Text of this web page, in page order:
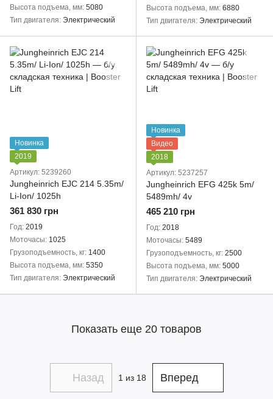
Высота подъема, мм 5080
Тип двигателя Электрический
Высота подъема, мм 6880
Тип двигателя Электрический
Новинка
2019
Артикул: 5239260
Jungheinrich EJC 214 5.35m/
Li-Ion/ 1025h
361 830 грн
Год 2019
Моточасы 1025
Грузоподъемность, кг 1400
Высота подъема, мм 5350
Тип двигателя Электрический
Новинка
Видео
2018
Артикул: 5237257
Jungheinrich EFG 425k 5m/
5489mh/ 4v
465 210 грн
Год 2018
Моточасы 5489
Грузоподъемность, кг 2500
Высота подъема, мм 5000
Тип двигателя Электрический
Показать еще 20 товаров
Назад 1 из 18 Вперед